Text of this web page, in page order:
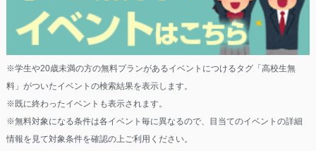
※学生や20歳未満の方の無料プランがあるイベントにつけるタグ「高校生無
料」がついたイベントの検索結果を表示します。
※既に終わったイベントも表示されます。
※無料対象になる条件は各イベント毎に異なるので、目当てのイベントの詳細
情報を見て対象条件を確認の上ご利用ください。